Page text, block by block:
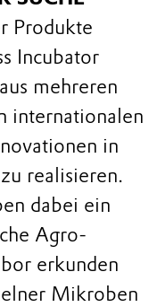
Produkte
Incubator
mehreren
internationalen
in
realisieren.
dabei ein
Agro-
erkunden
Mikroben